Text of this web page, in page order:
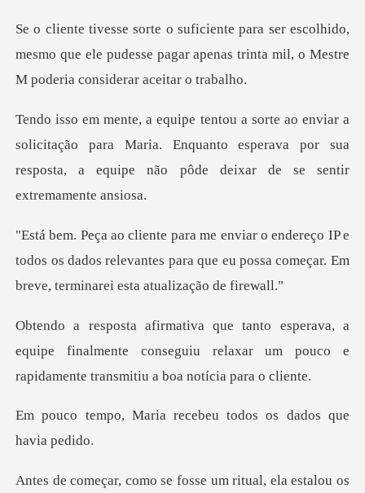
olhido,
mesmo que ele pudesse pagar apenas trinta mi
licitação para Maria. Enquanto esperava por sua
resposta, a
P e
todos os dados relevantes para que eu possa começa
a
equipe finalmente conseguiu relaxar um pouco e
r
recebeu todos os dad